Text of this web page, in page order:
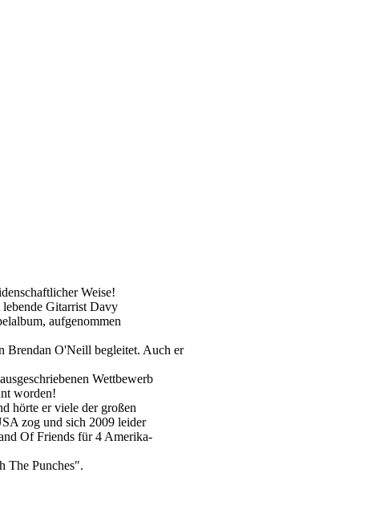
Weise!
Gitarrist Davy
aufgenommen
Brendan O'Neill begleitet. Auch er
Wettbewerb
worden!
hörte er viele der großen
zog und sich 2009 leider
Of Friends für 4 Amerika-
The Punches".